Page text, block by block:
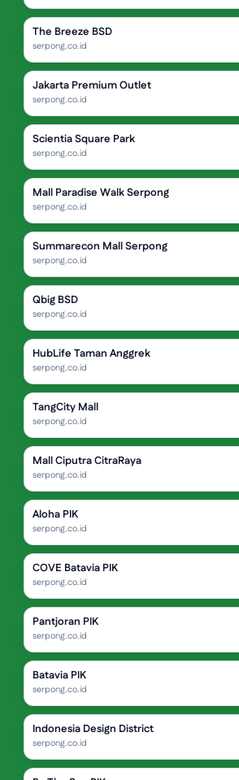
The Breeze BSD
serpong.co.id
Jakarta Premium Outlet
serpong.co.id
Scientia Square Park
serpong.co.id
Mall Paradise Walk Serpong
serpong.co.id
Summarecon Mall Serpong
serpong.co.id
Qbig BSD
serpong.co.id
HubLife Taman Anggrek
serpong.co.id
TangCity Mall
serpong.co.id
Mall Ciputra CitraRaya
serpong.co.id
Aloha PIK
serpong.co.id
COVE Batavia PIK
serpong.co.id
Pantjoran PIK
serpong.co.id
Batavia PIK
serpong.co.id
Indonesia Design District
serpong.co.id